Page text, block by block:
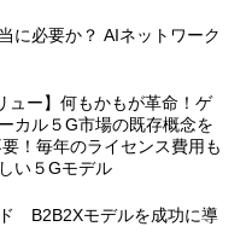
に必要か？ AIネットワーク
ュー】何もかもが革命！ゲ
カル５G市場の既存概念を
！毎年のライセンス費用も
い５Gモデル
B2B2Xモデルを成功に導